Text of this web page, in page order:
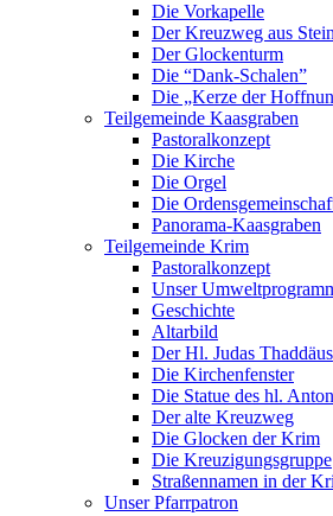
Die Vorkapelle
Der Kreuzweg aus
Der Glockenturm
Die “Dank-Schalen”
Die „Kerze der
Teilgemeinde Kaasgraben
Pastoralkonzept
Die Kirche
Die Orgel
Die
Panorama-Kaasgraben
Teilgemeinde Krim
Pastoralkonzept
Unser
Geschichte
Altarbild
Der Hl. Judas Thaddäus
Die Kirchenfenster
Die Statue des hl.
Der alte Kreuzweg
Die Glocken der Krim
Die Kreuzigungsgruppe
Straßennamen in der
Unser Pfarrpatron